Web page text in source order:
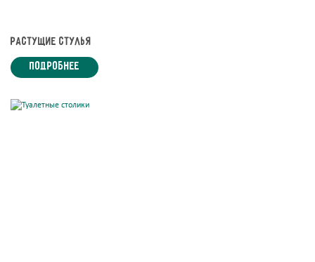
Растущие стулья
подробнее